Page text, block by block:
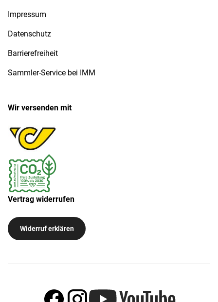
Impressum
Datenschutz
Barrierefreiheit
Sammler-Service bei IMM
Wir versenden mit
Vertrag widerrufen
Widerruf erklären